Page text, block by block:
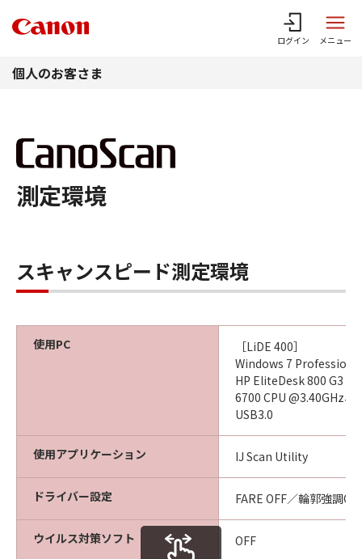
ログイン メニュー
個人のお客さま
測定環境
スキャンスピード測定環境
使用PC
［LiDE 400］
Windows 7
HP EliteDesk 800 G3
6700 CPU @3.40GHz、
USB3.0
使用アプリケーション IJ Scan Utility
ドライバー設定 FARE OFF／輪郭強調ON
ウイルス対策ソフト OFF